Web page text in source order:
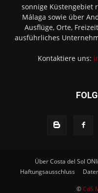
sonnige Küstengebiet
Málaga sowie über
Ausflüge, Orte,
ausführliches
Kontaktiere uns:
Über Costa del Sol
Haftungsausschluss
©CdS